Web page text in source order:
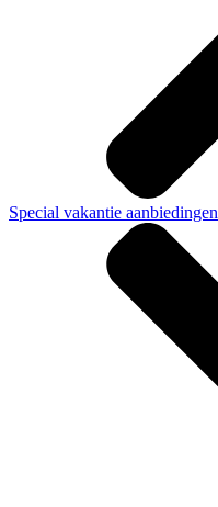
Special vakantie aanbiedingen